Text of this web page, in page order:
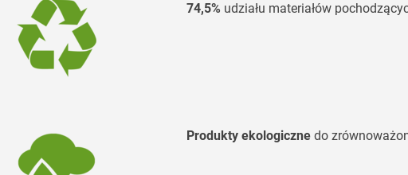
74,5% udziału materiałów
Produkty ekologiczne do